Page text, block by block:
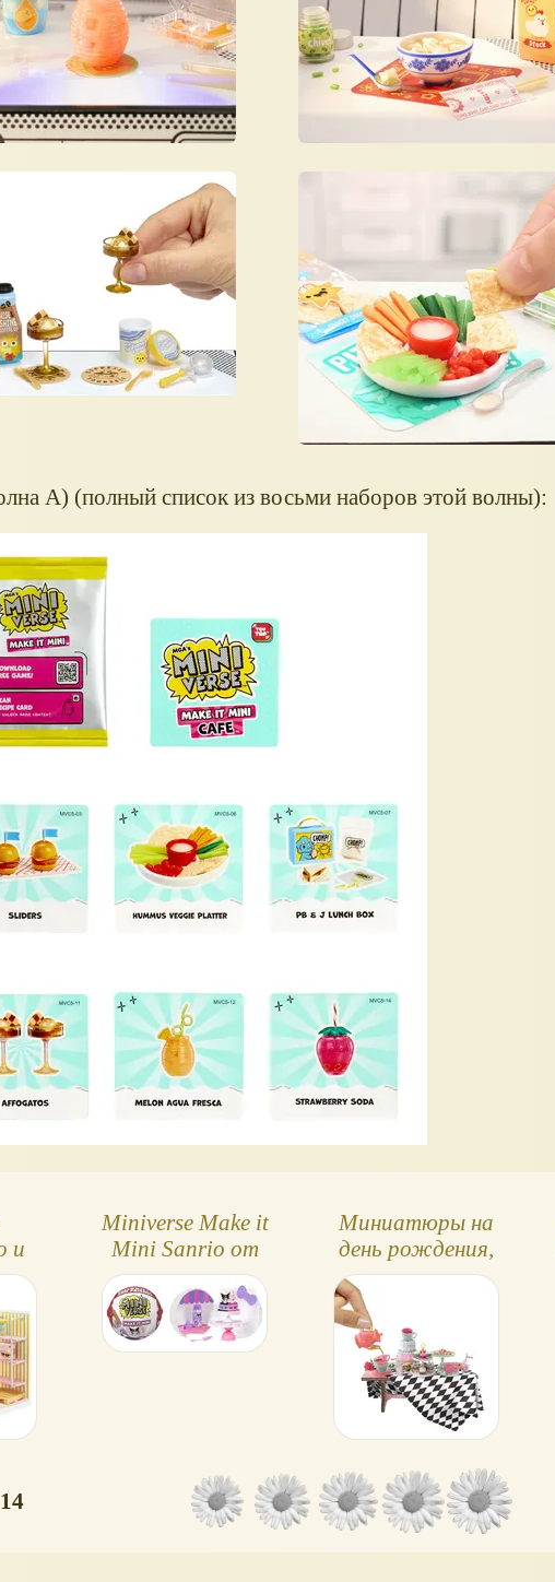
А) (полный список из восьми наборов этой волны):
и
Miniverse Make it
Mini Sanrio от
MGA - Hello Kitty,
серия 2
Миниатюры на
день рождения,
Miniverse Make It
14